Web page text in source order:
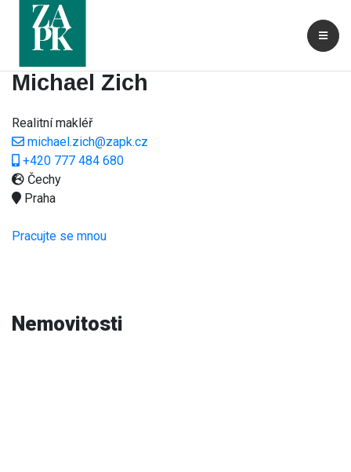
Michael Zich
Realitní makléř
michael.zich@zapk.cz
+420 777 484 680
Čechy
Praha
Pracujte se mnou
Nemovitosti